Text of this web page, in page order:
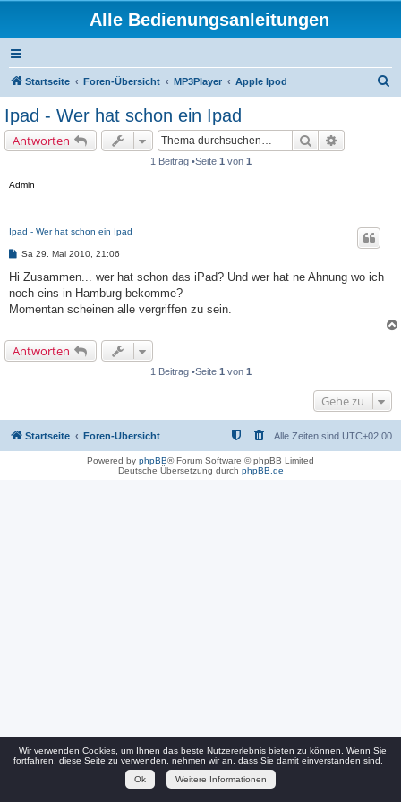
Alle Bedienungsanleitungen
Startseite Foren-Übersicht MP3Player Apple Ipod
Ipad - Wer hat schon ein Ipad
Antworten Suche
1 Beitrag •Seite 1 von 1
Admin
Ipad - Wer hat schon ein Ipad
B
i
r
a
Sa 29. Mai 2010, 21:06
Hi Zusammen... wer hat schon das iPad? Und wer hat ne Ahnung wo ich
noch eins in Hamburg bekomme?
Momentan scheinen alle vergriffen zu sein.
Antworten
1 Beitrag •Seite 1 von 1
Gehe zu
Startseite Foren-Übersicht Alle Zeiten sind UTC+02:00
Powered by phpBB® Forum Software © phpBB Limited
Deutsche Übersetzung durch phpBB.de
Wir verwenden Cookies, um Ihnen das beste Nutzererlebnis bieten zu können. Wenn Sie
fortfahren, diese Seite zu verwenden, nehmen wir an, dass Sie damit einverstanden sind.
Ok
Weitere Informationen